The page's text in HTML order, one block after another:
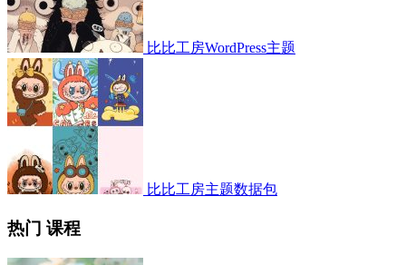
比比工房WordPress主题
比比工房主题数据包
热门 课程